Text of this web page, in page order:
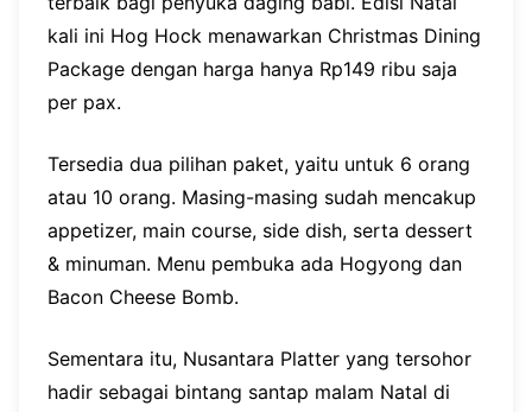
kali ini Hog Hock menawarkan Christmas Dining
Package dengan harga hanya Rp149 ribu saja
per pax.
Tersedia dua pilihan paket, yaitu untuk 6 orang
atau 10 orang. Masing-masing sudah mencakup
appetizer, main course, side dish, serta dessert
& minuman. Menu pembuka ada Hogyong dan
Bacon Cheese Bomb.
Sementara itu, Nusantara Platter yang tersohor
hadir sebagai bintang santap malam Natal di